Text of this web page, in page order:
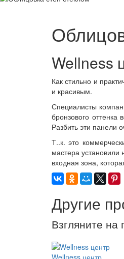
Wellness
Как стильно и
и красивым.
Специалисты
бронзового
Разбить эти панели
Т..к. это
мастера
входная зона,
Другие
Взгляните